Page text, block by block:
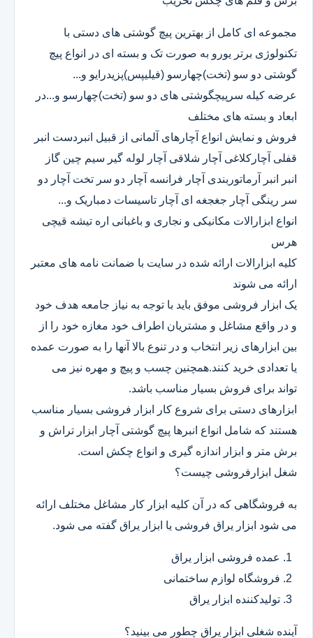
مجموعه ای کامل از بهترین پیچ گوشتی های دستی با
تکنولوژی برتر یورو به صورت تک و بسته ای در انواع پیچ
گوشتی دو سو (تخت)چهارسو (فیلیپس)پزیدرایو و...
عرضه کیله سرپیچگوشتی های دو سو (تخت)چهارسو و...در
ابعاد و بسته های مختلف
فروش و نمایش انواع آچارهای آلمانی از قبیل انبردست انبر
قفلی آچارکلاغی آچار شلاقی آچار لوله گیر سیم چین گاز
انبر انبر آرماتوربندی آچار فرانسه آچار دو سر تخت آچار دو
سر رینگی آچار جغجغه ای آچار تاسیسات دمباریک و...
انواع ابزارالات مکانیکی و نجاری و باغبانی اره تیشه قیچی
هرس
کلیه ابزارالات ارائه شده در سایت با ضمانت نامه های معتبر
ارائه می شوند
یک ابزار فروشی موفق باید با توجه به نیاز جامعه هدف خود
و در واقع مشاغل و مشتریان اطراف خود مغازه خود را از
بین ابزارهای زیر انتخاب و در تنوع بالا آنها را به صورت عمده
یا تعدادی خرید کنند.همچنین چسب و پیچ و مهره نیز می
تواند برای فروش بسیار مناسب باشد.
ابزارهای دستی برای شروع کار ابزار فروشی بسیار مناسب
هستند که شامل انواع انبرها پیچ گوشتی آچار ابزار تراش و
برش متر و ابزار اندازه گیری و انواع چکش است.
شغل ابزارفروشی چیست؟
به فروشگاهی که در آن کلیه ابزار کار مشاغل مختلف ارائه
می شود ابزار یراق فروشی یا ابزار یراق گفته می شود.
عمده فروشی ابزار یراق
فروشگاه لوازم ساختمانی
تولیدکننده ابزار یراق
آینده شغلی ابزار یراق چطور می بینید؟